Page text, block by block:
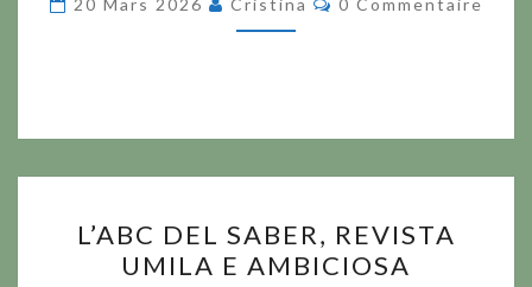
20 Mars 2026 Cristina 0 Commentaire
DEL
SABER,
L’ABC DEL SABER, REVISTA
UMILA E AMBICIOSA